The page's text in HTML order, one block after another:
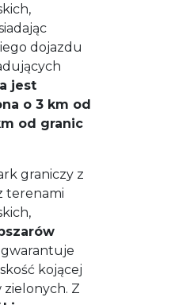
dojazdu
jest
o 3 km od
od granic
graniczy z
terenami
gwarantuje
kojącej
Z